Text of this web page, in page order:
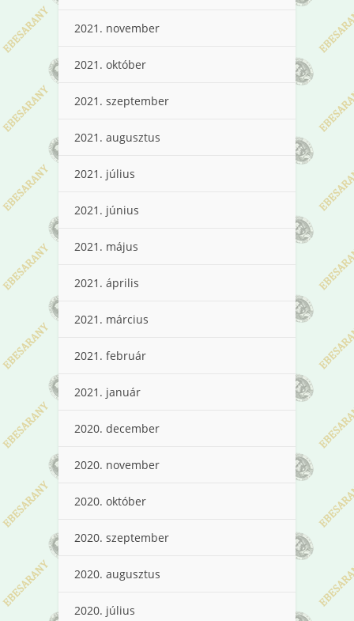
2021. november
2021. október
2021. szeptember
2021. augusztus
2021. július
2021. június
2021. május
2021. április
2021. március
2021. február
2021. január
2020. december
2020. november
2020. október
2020. szeptember
2020. augusztus
2020. július